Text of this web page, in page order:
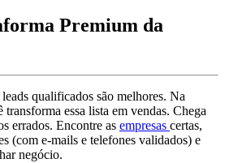
Premium da
qualificados são melhores. Na
essa lista em vendas. Chega
errados. Encontre as empresas certas,
(com e-mails e telefones validados) e
negócio.